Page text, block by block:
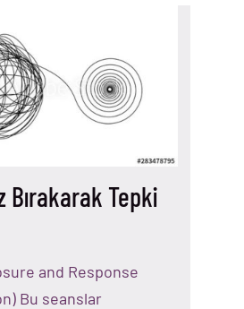
Bırakarak Tepki
and Response
Bu seanslar